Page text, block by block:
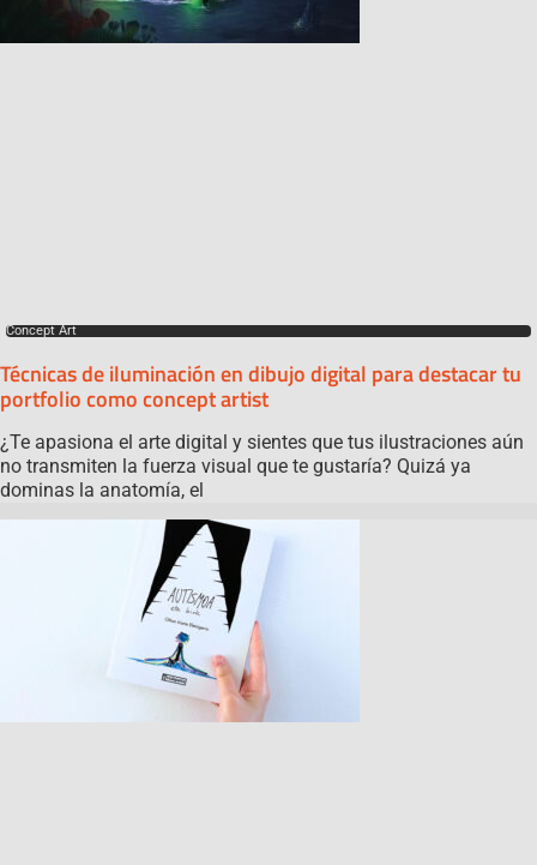
Concept Art
Técnicas de iluminación en dibujo digital para destacar tu
portfolio como concept artist
¿Te apasiona el arte digital y sientes que tus ilustraciones aún
no transmiten la fuerza visual que te gustaría? Quizá ya
dominas la anatomía, el